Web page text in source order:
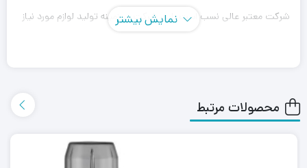
شرکت معتبر عالی نسب است. این شرکت در زمینه تولید لوازم مورد نیاز
جوابگوی میهمانی های باشکوه شما خواهد بود.
این محصول بدلیل استفاده از شیر ترموکوپل دار و برنر استاندارد ایمنی
نمایش بیشتر
محصولات مرتبط